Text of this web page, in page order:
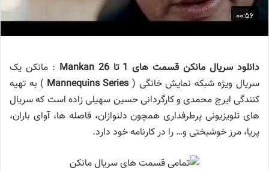
دانلود سریال مانكن قسمت های 1 تا 26 Mankan
: مانکن یک
سریال ویژه شبکه نمایش خانگی ( Mannequins Series ) به تهیه
کنندگی ایرج محمدی و کارگردانی حسین سهیلی زاده است که سریال
های تلویزیونی پرطرفداری همچون دلنوازان، فاصله ها، آوای باران،
پریا، مرز خوشبختی و… را در کارنامه خود دارد.